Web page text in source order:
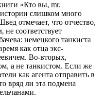
«Кто вы, mr.
истории слишком много
отмечает, что отчество,
соответствует
немецкого танкиста
как отца экс-
Во-вторых,
а не танкистом. Если же
как агента отправить в
вряд ли эта подмена